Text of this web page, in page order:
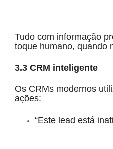
Tudo com informação
toque humano, quando
3.3 CRM inteligente
Os CRMs modernos
ações:
“Este lead está